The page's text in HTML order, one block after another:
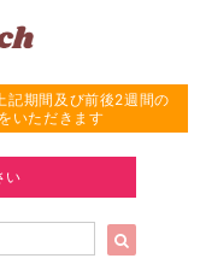
期間及び前後2週間の
いただきます
い